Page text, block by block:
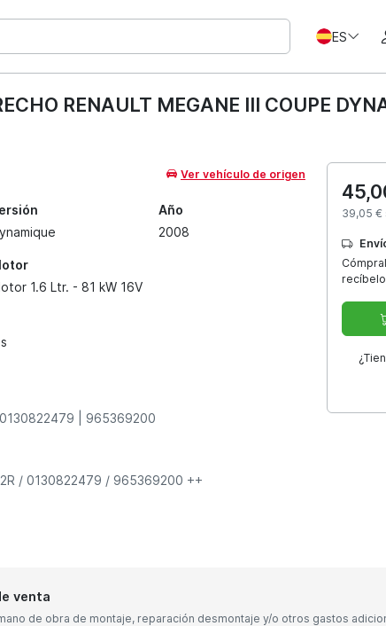
ES
RENAULT MEGANE III COUPE
Ver vehículo de origen
Año
2008
1.6 Ltr. - 81 kW 16V
| 965369200
/ 0130822479 / 965369200 ++
39,05 €
venta
de obra de montaje, reparación desmontaje y/o otros gastos